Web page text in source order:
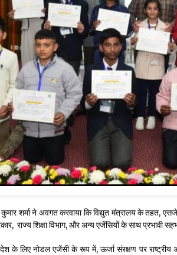
शर्मा ने अवगत करवाया कि विद्युत मंत्रालय के तहत,
राज्य शिक्षा विभाग, और अन्य एजेंसियों के साथ प्रभावी
के लिए नोडल एजेंसी के रूप में, ऊर्जा संरक्षण पर